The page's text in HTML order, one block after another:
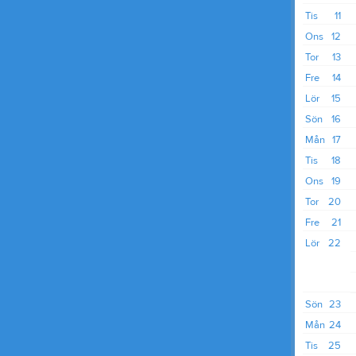
11
Tis
12
Ons
13
Tor
14
Fre
15
Lör
16
Sön
17
Mån
18
Tis
19
Ons
20
Tor
21
Fre
22
Lör
23
Sön
24
Mån
25
Tis